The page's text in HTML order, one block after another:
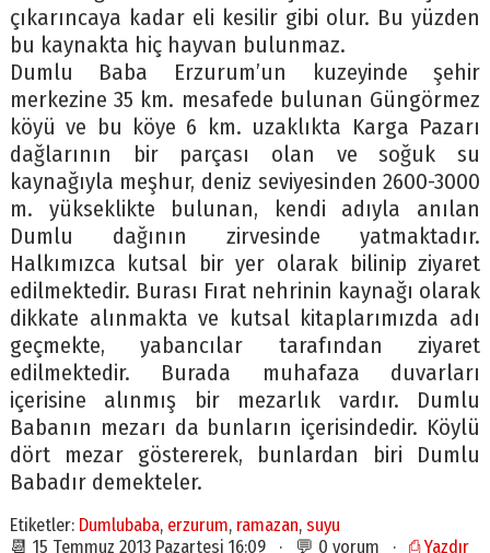
çıkarıncaya kadar eli kesilir gibi olur. Bu yüzden
bu kaynakta hiç hayvan bulunmaz.
Dumlu Baba Erzurum’un kuzeyinde şehir
merkezine 35 km. mesafede bulunan Güngörmez
köyü ve bu köye 6 km. uzaklıkta Karga Pazarı
dağlarının bir parçası olan ve soğuk su
kaynağıyla meşhur, deniz seviyesinden 2600-3000
m. yükseklikte bulunan, kendi adıyla anılan
Dumlu dağının zirvesinde yatmaktadır.
Halkımızca kutsal bir yer olarak bilinip ziyaret
edilmektedir. Burası Fırat nehrinin kaynağı olarak
dikkate alınmakta ve kutsal kitaplarımızda adı
geçmekte, yabancılar tarafından ziyaret
edilmektedir. Burada muhafaza duvarları
içerisine alınmış bir mezarlık vardır. Dumlu
Babanın mezarı da bunların içerisindedir. Köylü
dört mezar göstererek, bunlardan biri Dumlu
Babadır demekteler.
Etiketler: Dumlubaba, erzurum, ramazan, suyu
📆 15 Temmuz 2013 Pazartesi 16:09 · 💬 0 yorum · ⎙ Yazdır